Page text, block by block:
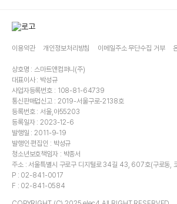
이용약관 개인정보처리방침 이메일주소 무단수집 거부
상호명 : 스마트앤컴퍼니(주)
대표이사 : 박성규
사업자등록번호 : 108-81-64739
통신판매업신고 : 2019-서울구로-2138호
등록번호 : 서울,아55203
등록일자 : 2023-12-6
발행일 : 2011-9-19
발행인·편집인 : 박성규
청소년보호책임자 : 박종서
주소 : 서울특별시 구로구 디지털로 34길 43, 607호(구로동,
P : 02-841-0017
F : 02-841-0584